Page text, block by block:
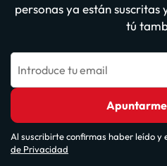
personas ya están suscritas
tú
Introduce tu email
Apuntarme
Al suscribirte confirmas haber leído y
de Privacidad